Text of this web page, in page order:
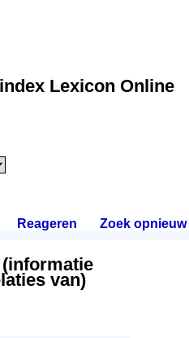
Lexicon Online
Reageren Zoek opnieuw.
van)